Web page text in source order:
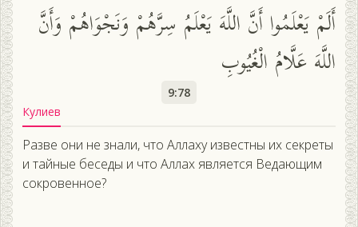
أَلَمْ يَعْلَمُوا أَنَّ اللَّهَ يَعْلَمُ سِرَّهُمْ وَنَجْوَاهُمْ وَأَنَّ
اللَّهَ عَلَّامُ الْغُيُوبِ
9:78
Кулиев
Разве они не знали, что Аллаху известны их секреты
и тайные беседы и что Аллах является Ведающим
сокровенное?